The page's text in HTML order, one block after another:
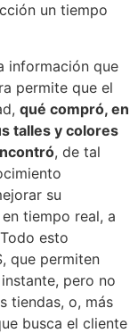
un tiempo
información que
permite que el
qué compró, en
talles y colores
, de tal
su
tiempo real, a
esto
que permiten
pero no
tiendas, o, más
busca el cliente